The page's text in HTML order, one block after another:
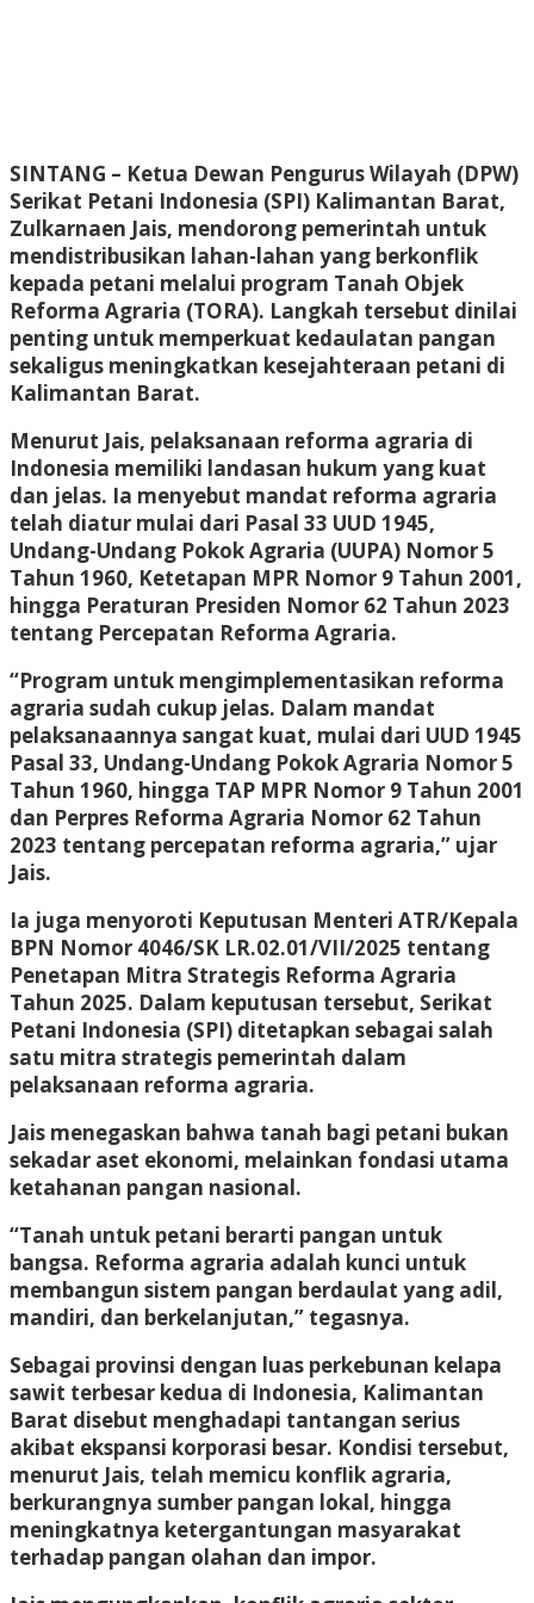
SINTANG – Ketua Dewan Pengurus Wilayah (DPW)
Serikat Petani Indonesia (SPI) Kalimantan Barat,
Zulkarnaen Jais, mendorong pemerintah untuk
mendistribusikan lahan-lahan yang berkonflik
kepada petani melalui program Tanah Objek
Reforma Agraria (TORA). Langkah tersebut dinilai
penting untuk memperkuat kedaulatan pangan
sekaligus meningkatkan kesejahteraan petani di
Kalimantan Barat.
Menurut Jais, pelaksanaan reforma agraria di
Indonesia memiliki landasan hukum yang kuat
dan jelas. Ia menyebut mandat reforma agraria
telah diatur mulai dari Pasal 33 UUD 1945,
Undang-Undang Pokok Agraria (UUPA) Nomor 5
Tahun 1960, Ketetapan MPR Nomor 9 Tahun 2001,
hingga Peraturan Presiden Nomor 62 Tahun 2023
tentang Percepatan Reforma Agraria.
“Program untuk mengimplementasikan reforma
agraria sudah cukup jelas. Dalam mandat
pelaksanaannya sangat kuat, mulai dari UUD 1945
Pasal 33, Undang-Undang Pokok Agraria Nomor 5
Tahun 1960, hingga TAP MPR Nomor 9 Tahun 2001
dan Perpres Reforma Agraria Nomor 62 Tahun
2023 tentang percepatan reforma agraria,” ujar
Jais.
Ia juga menyoroti Keputusan Menteri ATR/Kepala
BPN Nomor 4046/SK LR.02.01/VII/2025 tentang
Penetapan Mitra Strategis Reforma Agraria
Tahun 2025. Dalam keputusan tersebut, Serikat
Petani Indonesia (SPI) ditetapkan sebagai salah
satu mitra strategis pemerintah dalam
pelaksanaan reforma agraria.
Jais menegaskan bahwa tanah bagi petani bukan
sekadar aset ekonomi, melainkan fondasi utama
ketahanan pangan nasional.
“Tanah untuk petani berarti pangan untuk
bangsa. Reforma agraria adalah kunci untuk
membangun sistem pangan berdaulat yang adil,
mandiri, dan berkelanjutan,” tegasnya.
Sebagai provinsi dengan luas perkebunan kelapa
sawit terbesar kedua di Indonesia, Kalimantan
Barat disebut menghadapi tantangan serius
akibat ekspansi korporasi besar. Kondisi tersebut,
menurut Jais, telah memicu konflik agraria,
berkurangnya sumber pangan lokal, hingga
meningkatnya ketergantungan masyarakat
terhadap pangan olahan dan impor.